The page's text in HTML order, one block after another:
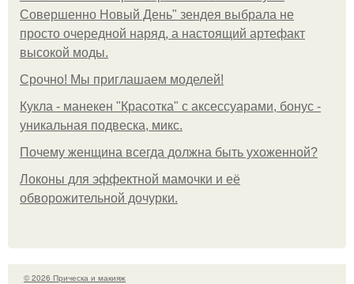
Совершенно Новый День" зендея выбрала не
просто очередной наряд, а настоящий артефакт
высокой моды.
Срочно! Мы приглашаем моделей!
Кукла - манекен "Красотка" с аксессуарами, бонус -
уникальная подвеска, микс.
Почему женщина всегда должна быть ухоженной?
Локоны для эффектной мамочки и её
обворожительной дочурки.
© 2026 Прическа и макияж